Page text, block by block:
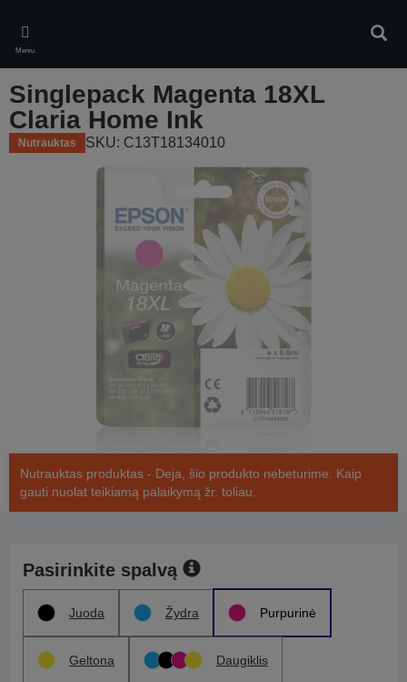
main
content
Meniu
Singlepack Magenta 18XL
Claria Home Ink
Nutrauktas SKU: C13T18134010
Nutrauktas produktas - Deja, šio produkto nebeturime. Kaip
gauti nuolat teikiamą palaikymą žr. toliau.
Pasirinkite spalvą
Juoda Žydra Purpurinė
Geltona Daugiklis